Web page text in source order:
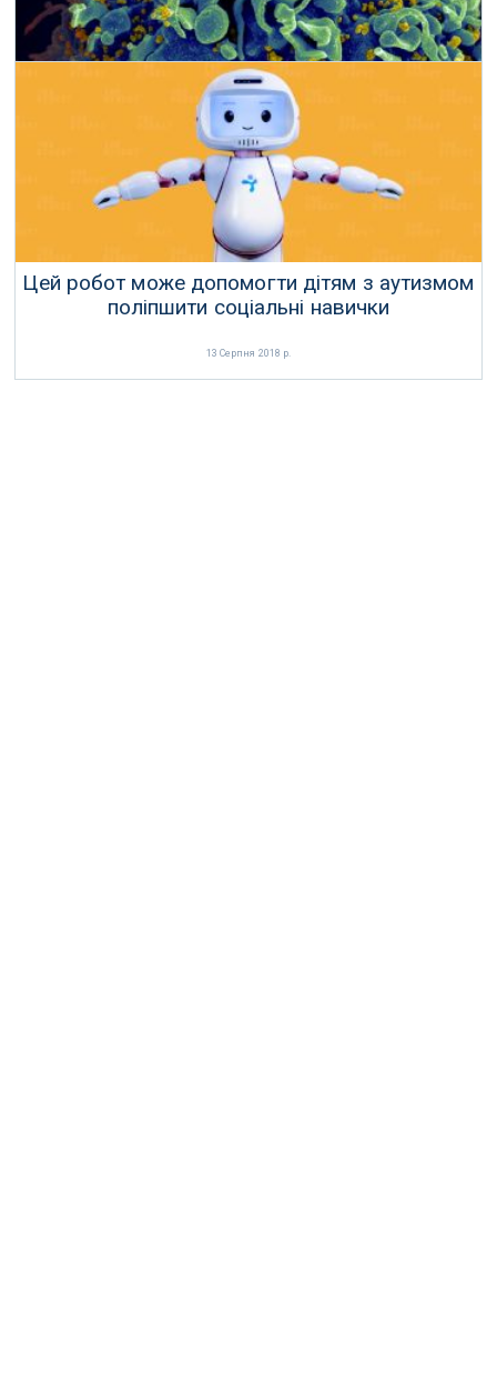
Вже третій пацієнт вилікуваний від ВІЛ
07 Березня 2019 р.
Цей робот може допомогти дітям з аутизмом
поліпшити соціальні навички
13 Серпня 2018 р.